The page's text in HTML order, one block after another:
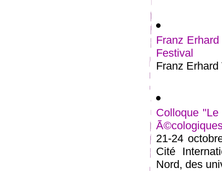
Franz
Festival
Franz
Colloque
21-24
Cité
Nord, des